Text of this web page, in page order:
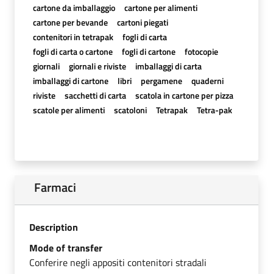
cartone da imballaggio
cartone per alimenti
cartone per bevande
cartoni piegati
contenitori in tetrapak
fogli di carta
fogli di carta o cartone
fogli di cartone
fotocopie
giornali
giornali e riviste
imballaggi di carta
imballaggi di cartone
libri pergamene
quaderni
riviste
sacchetti di carta
scatola in cartone per pizza
scatole per alimenti
scatoloni Tetrapak Tetra-pak
Farmaci
Description
Mode of transfer
Conferire negli appositi contenitori stradali